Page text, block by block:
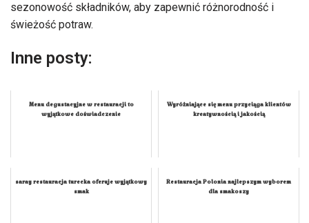
sezonowość składników, aby zapewnić różnorodność i
świeżość potraw.
Inne posty:
Menu degustacyjne w restauracji to
wyjątkowe doświadczenie
Wyróżniające się menu przyciąga klientów
kreatywnością i jakością
saray restauracja turecka oferuje wyjątkowy
smak
Restauracja Polonia najlepszym wyborem
dla smakoszy